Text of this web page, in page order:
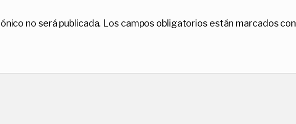
no será publicada. Los campos obligatorios están marcados con